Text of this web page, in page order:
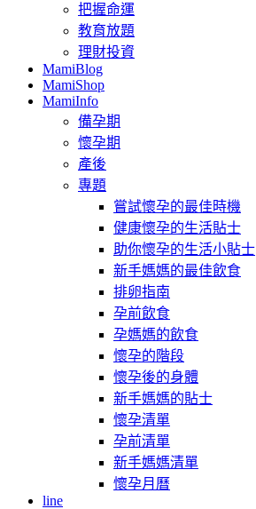
把握命運
教育放題
理財投資
MamiBlog
MamiShop
MamiInfo
備孕期
懷孕期
產後
專題
嘗試懷孕的最佳時機
健康懷孕的生活貼士
助你懷孕的生活小貼士
新手媽媽的最佳飲食
排卵指南
孕前飲食
孕媽媽的飲食
懷孕的階段
懷孕後的身體
新手媽媽的貼士
懷孕清單
孕前清單
新手媽媽清單
懷孕月曆
line